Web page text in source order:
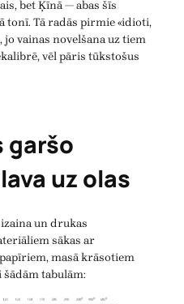
bet Ķīnā — abas šīs
tonī. Tā radās pirmie «idioti,
jo vainas novelšana uz tiem
vēl pāris tūkstošus
garšo
uz olas
un drukas
sākas ar
masā krāsotiem
tabulām: